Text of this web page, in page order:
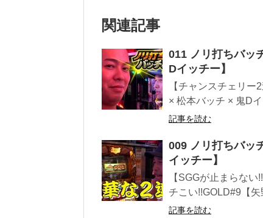
関連記事
011 ノリ打ちバッ
Dイッチー】
【チャンスチェリ
× 松本バッチ × 鬼D
記事を読む
009 ノリ打ちバッ
イッチー】
【SGGが止まらな
チこい!!GOLD#9【
記事を読む